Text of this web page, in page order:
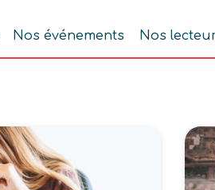
Nos événements Nos